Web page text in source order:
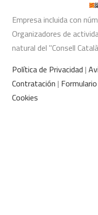
Empresa incluida con
Organizadores de
natural del "Consell
Política de Privacidad |
Contratación |
Cookies